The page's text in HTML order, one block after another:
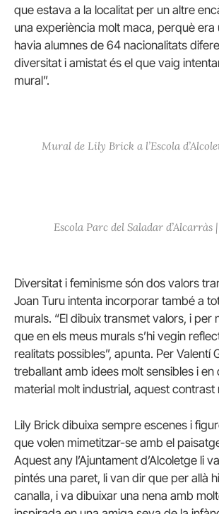
que estava a la localitat per un altre
una experiència molt maca, perquè era
havia alumnes de 64 nacionalitats
diversitat i amistat és el que vaig
mural”.
Mural de Lily Brick a l’Escola
Escola Parc del Saladar
Diversitat i feminisme són dos valors
Joan Turu intenta incorporar també a
murals. “El dibuix transmet valors, i per
que en els meus murals s’hi vegin
realitats possibles”, apunta. Per Valentí
treballant amb idees molt sensibles i en
material molt industrial, aquest contrast
Lily Brick dibuixa sempre escenes i
que volen mimetitzar-se amb el
Aquest any l’Ajuntament d’Alcoletge li
pintés una paret, li van dir que per allà
canalla, i va dibuixar una nena amb